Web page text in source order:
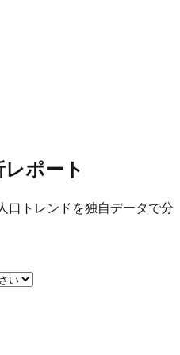
ポート
口トレンドを独自データで分